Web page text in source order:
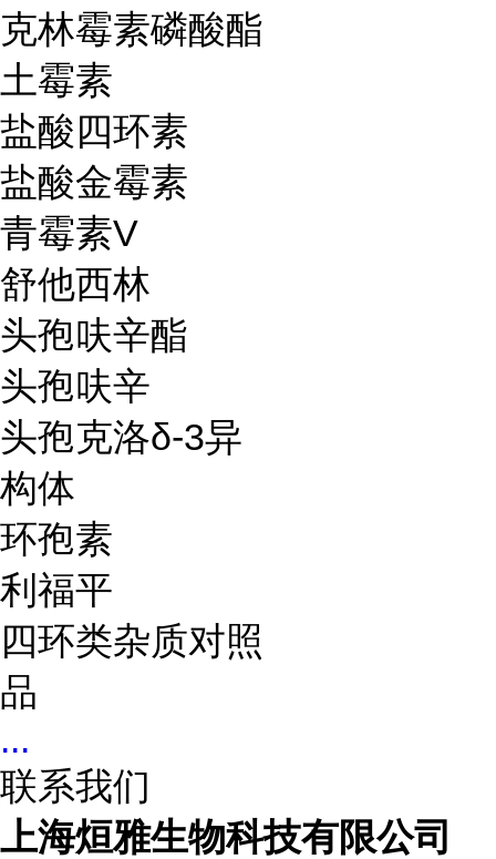
克林霉素磷酸酯
土霉素
盐酸四环素
盐酸金霉素
青霉素V
舒他西林
头孢呋辛酯
头孢呋辛
头孢克洛δ-3异
构体
环孢素
利福平
四环类杂质对照
品
...
联系我们
上海烜雅生物科技有限公司